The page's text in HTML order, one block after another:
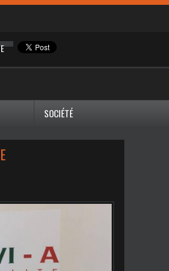
SOCIÉTÉ